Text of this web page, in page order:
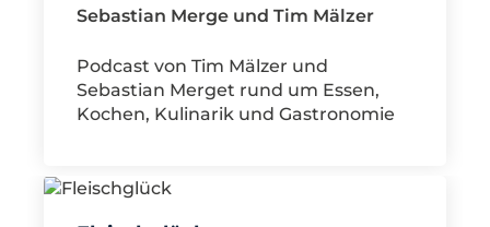
Sebastian Merge und Tim Mälzer
Podcast von Tim Mälzer und
Sebastian Merget rund um Essen,
Kochen, Kulinarik und Gastronomie